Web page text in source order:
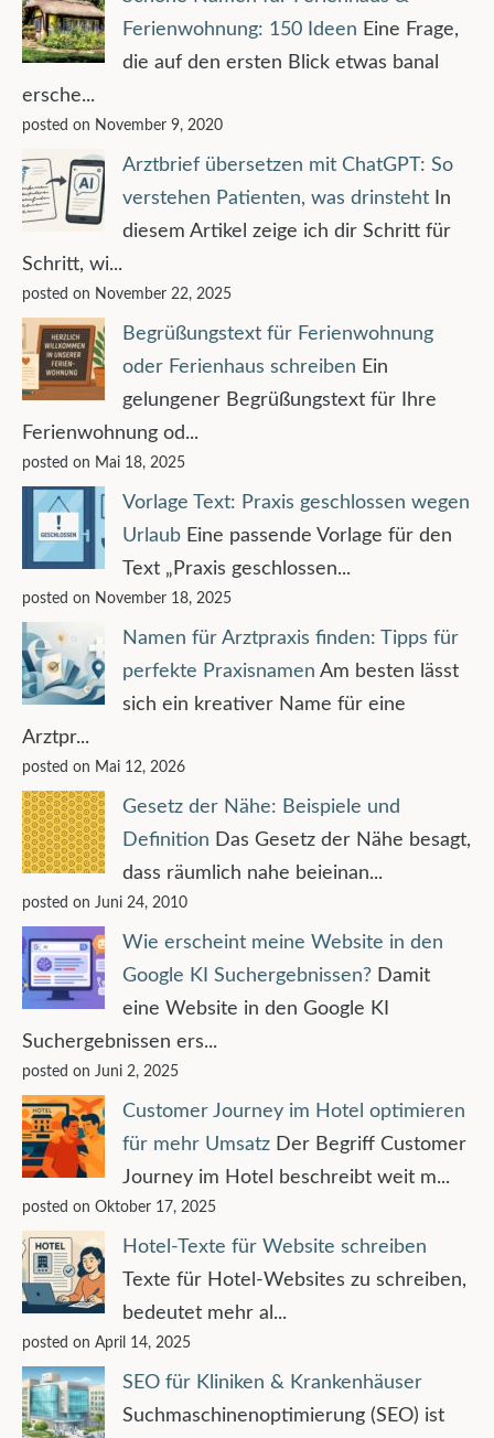
Ferienwohnung: 150 Ideen Eine Frage,
die auf den ersten Blick etwas banal
ersche...
posted on November 9, 2020
Arztbrief übersetzen mit ChatGPT: So
verstehen Patienten, was drinsteht
In
diesem Artikel zeige ich dir Schritt für
Schritt, wi...
posted on November 22, 2025
Begrüßungstext für Ferienwohnung
oder Ferienhaus schreiben Ein
gelungener Begrüßungstext für Ihre
Ferienwohnung od...
posted on Mai 18, 2025
Vorlage Text: Praxis geschlossen wegen
Urlaub Eine passende Vorlage für den
Text „Praxis geschlossen...
posted on November 18, 2025
Namen für Arztpraxis finden: Tipps für
perfekte Praxisnamen Am besten lässt
sich ein kreativer Name für eine
Arztpr...
posted on Mai 12, 2026
Gesetz der Nähe: Beispiele und
Definition Das Gesetz der Nähe besagt,
dass räumlich nahe beieinan...
posted on Juni 24, 2010
Wie erscheint meine Website in den
Google KI Suchergebnissen? Damit
eine Website in den Google KI
Suchergebnissen ers...
posted on Juni 2, 2025
Customer Journey im Hotel optimieren
für mehr Umsatz Der Begriff Customer
Journey im Hotel beschreibt weit m...
posted on Oktober 17, 2025
Hotel-Texte für Website schreiben
Texte für Hotel-Websites zu schreiben,
bedeutet mehr al...
posted on April 14, 2025
SEO für Kliniken & Krankenhäuser
Suchmaschinenoptimierung (SEO) ist